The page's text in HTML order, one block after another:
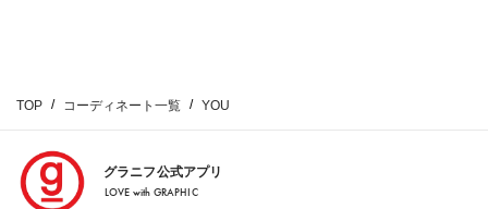
TOP コーディネート一覧 YOU
グラニフ公式アプリ
LOVE with GRAPHIC